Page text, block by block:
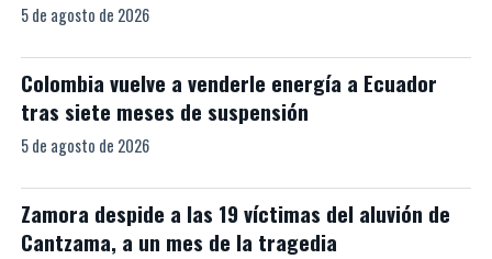
5 de agosto de 2026
Colombia vuelve a venderle energía a Ecuador
tras siete meses de suspensión
5 de agosto de 2026
Zamora despide a las 19 víctimas del aluvión de
Cantzama, a un mes de la tragedia